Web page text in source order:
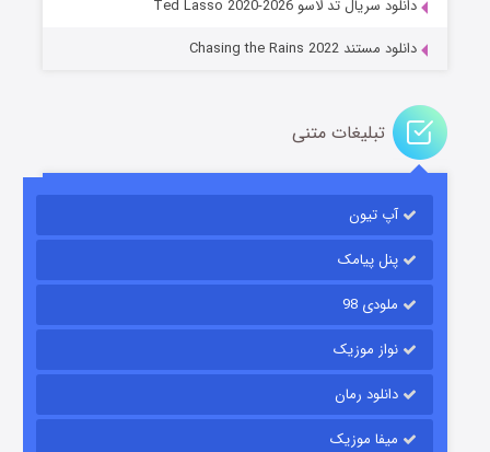
دانلود سریال تد لاسو Ted Lasso 2020-2026
دانلود مستند Chasing the Rains 2022
تبلیغات متنی
آپ تیون
پنل پیامک
ملودی 98
نواز موزیک
دانلود رمان
میفا موزیک